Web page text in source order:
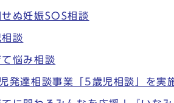
ぬ妊娠SOS相談
談
悩み相談
発達相談事業「5歳児相談」を実